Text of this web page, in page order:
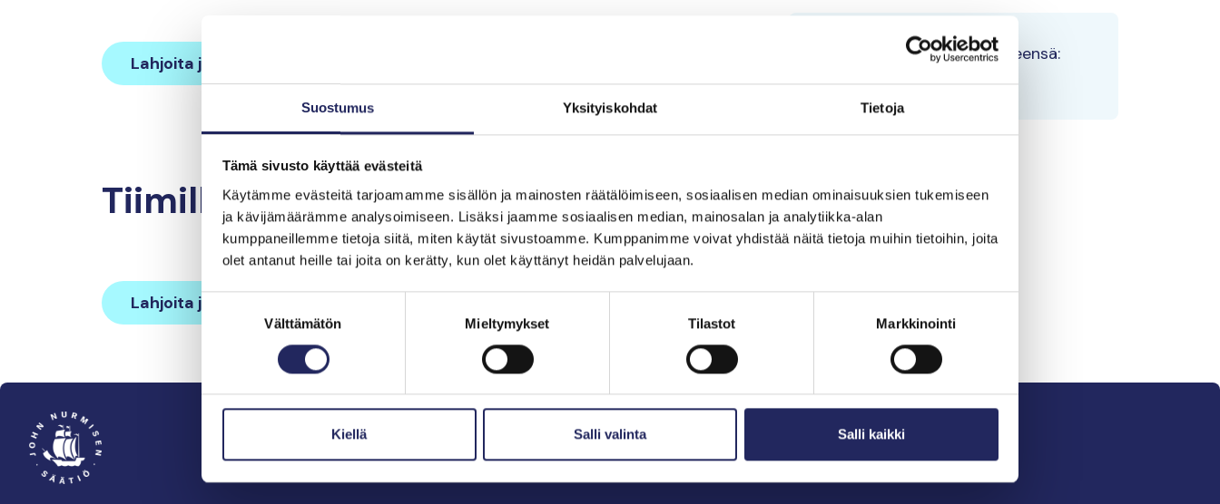
Suostumus Yksityiskohdat Tietoja
Tämä sivusto käyttää evästeitä
Käytämme evästeitä tarjoamamme sisällön ja mainosten räätälöimiseen, sosiaalisen median ominaisuuksien tukemiseen
ja kävijämäärämme analysoimiseen. Lisäksi jaamme sosiaalisen median, mainosalan ja analytiikka-alan
kumppaneillemme tietoja siitä, miten käytät sivustoamme. Kumppanimme voivat yhdistää näitä tietoja muihin tietoihin, joita
olet antanut heille tai joita on kerätty, kun olet käyttänyt heidän palvelujaan.
Suostumuksen
valinta
Välttämätön Mieltymykset Tilastot Markkinointi
Kiellä Salli valinta Salli kaikki
Lahjoita ja liity tähän tiimiin
Tiimin lahjoitukset yhteensä:
0 €
Tiimille tehdyt lahjoitukset
Lahjoita ja liity tähän tiimiin